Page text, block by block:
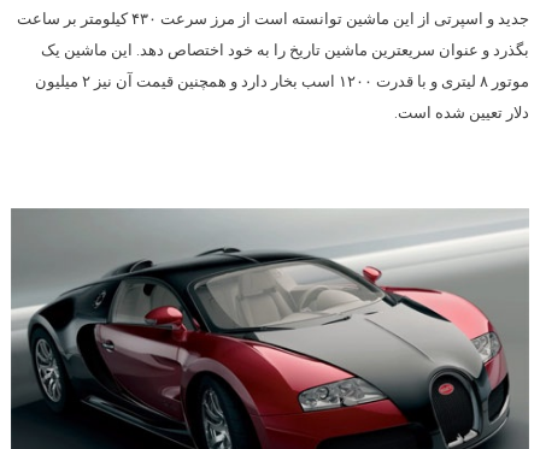
جدید و اسپرتی از این ماشین توانسته است از مرز سرعت ۴۳۰ کیلومتر بر ساعت
بگذرد و عنوان سریعترین ماشین تاریخ را به خود اختصاص دهد. این ماشین یک
موتور ۸ لیتری و با قدرت ۱۲۰۰ اسب بخار دارد و همچنین قیمت آن نیز ۲ میلیون
دلار تعیین شده است.